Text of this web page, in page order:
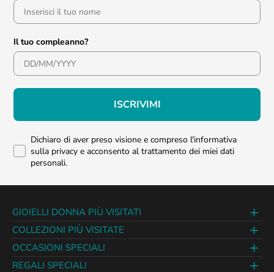
Il tuo compleanno?
ISCRIVIMI
Dichiaro di aver preso visione e compreso l'informativa
sulla privacy e acconsento al trattamento dei miei dati
personali.
GIOIELLI DONNA PIÙ VISITATI
COLLEZIONI PIÙ VISITATE
OCCASIONI SPECIALI
REGALI SPECIALI